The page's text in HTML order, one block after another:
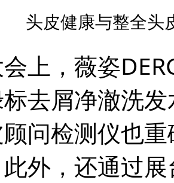
头皮健康与整全头
上，薇姿
去屑净澈洗
问检测仪也
外，还通过